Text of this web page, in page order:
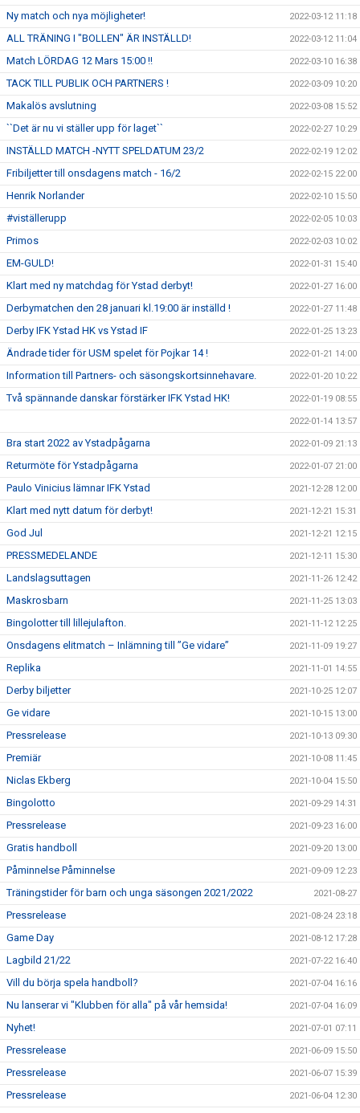
Ny match och nya möjligheter! 2022-03-12 11:18
ALL TRÄNING I "BOLLEN" ÄR INSTÄLLD! 2022-03-12 11:04
Match LÖRDAG 12 Mars 15:00 !! 2022-03-10 16:38
TACK TILL PUBLIK OCH PARTNERS ! 2022-03-09 10:20
Makalös avslutning 2022-03-08 15:52
``Det är nu vi ställer upp för laget`` 2022-02-27 10:29
INSTÄLLD MATCH -NYTT SPELDATUM 23/2 2022-02-19 12:02
Fribiljetter till onsdagens match - 16/2 2022-02-15 22:00
Henrik Norlander 2022-02-10 15:50
#viställerupp 2022-02-05 10:03
Primos 2022-02-03 10:02
EM-GULD! 2022-01-31 15:40
Klart med ny matchdag för Ystad derbyt! 2022-01-27 16:00
Derbymatchen den 28 januari kl.19:00 är inställd ! 2022-01-27 11:48
Derby IFK Ystad HK vs Ystad IF 2022-01-25 13:23
Ändrade tider för USM spelet för Pojkar 14 ! 2022-01-21 14:00
Information till Partners- och säsongskortsinnehavare. 2022-01-20 10:22
Två spännande danskar förstärker IFK Ystad HK! 2022-01-19 08:55
2022-01-14 13:57
Bra start 2022 av Ystadpågarna 2022-01-09 21:13
Returmöte för Ystadpågarna 2022-01-07 21:00
Paulo Vinicius lämnar IFK Ystad 2021-12-28 12:00
Klart med nytt datum för derbyt! 2021-12-21 15:31
God Jul 2021-12-21 12:15
PRESSMEDELANDE 2021-12-11 15:30
Landslagsuttagen 2021-11-26 12:42
Maskrosbarn 2021-11-25 13:03
Bingolotter till lillejulafton. 2021-11-12 12:25
Onsdagens elitmatch – Inlämning till ”Ge vidare” 2021-11-09 19:27
Replika 2021-11-01 14:55
Derby biljetter 2021-10-25 12:07
Ge vidare 2021-10-15 13:00
Pressrelease 2021-10-13 09:30
Premiär 2021-10-08 11:45
Niclas Ekberg 2021-10-04 15:50
Bingolotto 2021-09-29 14:31
Pressrelease 2021-09-23 16:00
Gratis handboll 2021-09-20 13:00
Påminnelse Påminnelse 2021-09-09 12:23
Träningstider för barn och unga säsongen 2021/2022 2021-08-27
Pressrelease 2021-08-24 23:18
Game Day 2021-08-12 17:28
Lagbild 21/22 2021-07-22 16:40
Vill du börja spela handboll? 2021-07-04 16:16
Nu lanserar vi "Klubben för alla" på vår hemsida! 2021-07-04 16:09
Nyhet! 2021-07-01 07:11
Pressrelease 2021-06-09 15:50
Pressrelease 2021-06-07 15:39
Pressrelease 2021-06-04 12:30